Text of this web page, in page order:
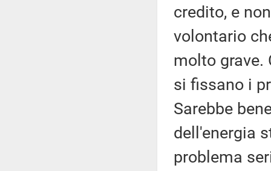
credito, e
volontario
molto grave.
si fissano i
Sarebbe
dell'energia
problema